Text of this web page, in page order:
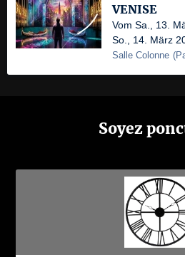
VENISE
Vom Sa., 13.
So., 14. März
Salle Colonne (
Soyez